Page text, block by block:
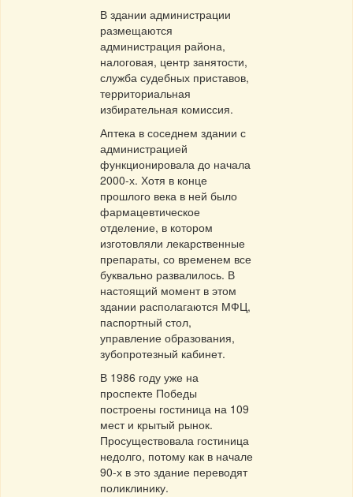
В здании администрации
размещаются
администрация района,
налоговая, центр занятости,
служба судебных приставов,
территориальная
избирательная комиссия.
Аптека в соседнем здании с
администрацией
функционировала до начала
2000-х. Хотя в конце
прошлого века в ней было
фармацевтическое
отделение, в котором
изготовляли лекарственные
препараты, со временем все
буквально развалилось. В
настоящий момент в этом
здании располагаются МФЦ,
паспортный стол,
управление образования,
зубопротезный кабинет.
В 1986 году уже на
проспекте Победы
построены гостиница на 109
мест и крытый рынок.
Просуществовала гостиница
недолго, потому как в начале
90-х в это здание переводят
поликлинику.